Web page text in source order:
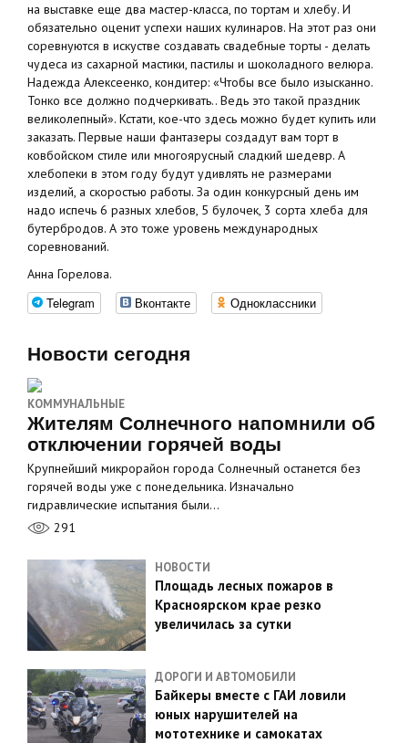
на выставке еще два мастер-класса, по тортам и хлебу. И
обязательно оценит успехи наших кулинаров. На этот раз они
соревнуются в искустве создавать свадебные торты - делать
чудеса из сахарной мастики, пастилы и шоколадного велюра.
Надежда Алексеенко, кондитер: «Чтобы все было изысканно.
Тонко все должно подчеркивать.. Ведь это такой праздник
великолепный». Кстати, кое-что здесь можно будет купить или
заказать. Первые наши фантазеры создадут вам торт в
ковбойском стиле или многоярусный сладкий шедевр. А
хлебопеки в этом году будут удивлять не размерами
изделий, а скоростью работы. За один конкурсный день им
надо испечь 6 разных хлебов, 5 булочек, 3 сорта хлеба для
бутербродов. А это тоже уровень международных
соревнований.
Анна Горелова.
Telegram Вконтакте Одноклассники
Новости сегодня
КОММУНАЛЬНЫЕ
Жителям Солнечного напомнили об
отключении горячей воды
Крупнейший микрорайон города Солнечный останется без
горячей воды уже с понедельника. Изначально
гидравлические испытания были…
291
НОВОСТИ
Площадь лесных пожаров в
Красноярском крае резко
увеличилась за сутки
ДОРОГИ И АВТОМОБИЛИ
Байкеры вместе с ГАИ ловили
юных нарушителей на
мототехнике и самокатах